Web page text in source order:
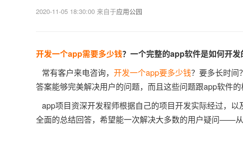
2020-11-05 18:30:00 来自于应用公园
开发一个app需要多少钱？一个完整的app软件是如何开发
常有客户来电咨询， 开发一个app要多少钱？要多长时间
答案能够完美解决用户的问题，而且这些问题跟app软件的
app项目资深开发程师根据自己的项目开发实际经过，
全面的总结回答，希望能一次解决大多数的用户疑问——